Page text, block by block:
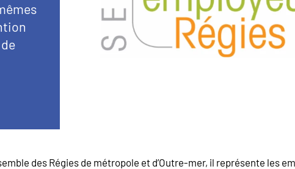
des Régies de métropole et d’Outre-mer, il représente les